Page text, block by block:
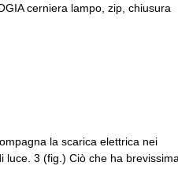
cerniera lampo, zip, chiusura
la scarica elettrica nei
luce. 3 (fig.) Ciò che ha brevissima